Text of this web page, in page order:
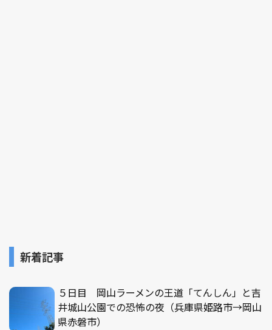
新着記事
５日目 岡山ラーメンの王道「てんしん」と吉
井城山公園での恐怖の夜（兵庫県姫路市→岡山
県赤磐市）